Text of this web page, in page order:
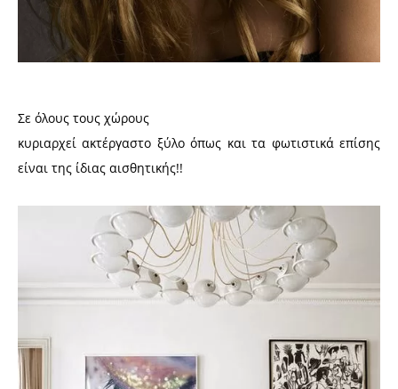
Σε όλους τους χώρους
κυριαρχεί ακτέργαστο ξύλο όπως και τα φωτιστικά επίσης
είναι της ίδιας αισθητικής!!